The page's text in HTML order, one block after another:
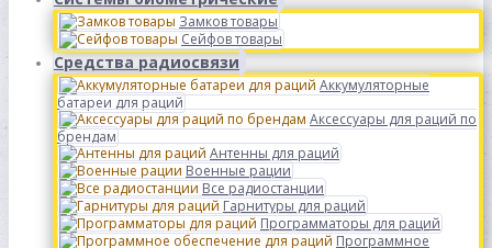
Замков товары
Сейфов товары
Средства радиосвязи
Аккумуляторные
батареи для раций
Аксессуары для раций по
брендам
Антенны для раций
Военные рации
Все радиостанции
Гарнитуры для раций
Программаторы для раций
Программное